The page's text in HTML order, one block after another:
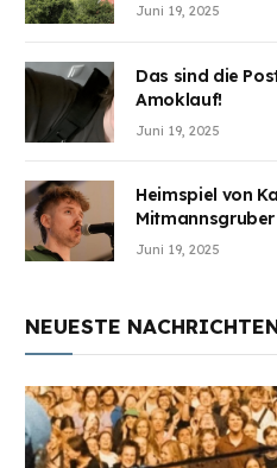
Juni 19, 2025
Das sind die
Amoklauf!
Juni 19, 2025
Heimspiel von
Mitmannsgruber
Juni 19, 2025
NEUESTE